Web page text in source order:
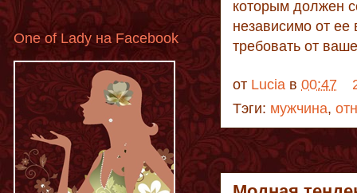
которым должен
независимо от ее
требовать от
от Lucia в 00:47
Тэги: мужчина,
One of Lady на Facebook